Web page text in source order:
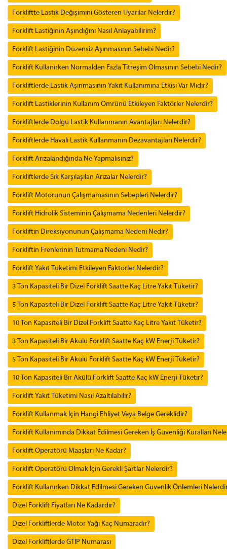
Forkliftte Lastik Değişimini Gösteren Uyarılar Nelerdir?
Forklift Lastiğinin Aşındığını Nasıl Anlayabilirim?
Forklift Lastiğinin Düzensiz Aşınmasının Sebebi Nedir?
Forklift Kullanırken Normalden Fazla Titreşim Olmasının Sebebi Nedir?
Forkliftlerde Lastik Aşınmasının Yakıt Kullanımına Etkisi Var Mıdır?
Forklift Lastiklerinin Kullanım Ömrünü Etkileyen Faktörler Nelerdir?
Forkliftlerde Dolgu Lastik Kullanmanın Avantajları Nelerdir?
Forkliftlerde Havalı Lastik Kullanmanın Dezavantajları Nelerdir?
Forklift Arızalandığında Ne Yapmalısınız?
Forkliftlerde Sık Karşılaşılan Arızalar Nelerdir?
Forklift Motorunun Çalışmamasının Sebepleri Nelerdir?
Forklift Hidrolik Sisteminin Çalışmama Nedenleri Nelerdir?
Forkliftin Direksiyonunun Çalışmama Nedeni Nedir?
Forkliftin Frenlerinin Tutmama Nedeni Nedir?
Forklift Yakıt Tüketimi Etkileyen Faktörler Nelerdir?
3 Ton Kapasiteli Bir Dizel Forklift Saatte Kaç Litre Yakıt Tüketir?
5 Ton Kapasiteli Bir Dizel Forklift Saatte Kaç Litre Yakıt Tüketir?
10 Ton Kapasiteli Bir Dizel Forklift Saatte Kaç Litre Yakıt Tüketir?
3 Ton Kapasiteli Bir Akülü Forklift Saatte Kaç kW Enerji Tüketir?
5 Ton Kapasiteli Bir Akülü Forklift Saatte Kaç kW Enerji Tüketir?
10 Ton Kapasiteli Bir Akülü Forklift Saatte Kaç kW Enerji Tüketir?
Forklift Yakıt Tüketimi Nasıl Azaltılabilir?
Forklift Kullanmak İçin Hangi Ehliyet Veya Belge Gereklidir?
Forklift Kullanımında Dikkat Edilmesi Gereken İş Güvenliği Kuralları
Forklift Operatörü Maaşları Ne Kadar?
Forklift Operatörü Olmak İçin Gerekli Şartlar Nelerdir?
Forklift Kullanırken Dikkat Edilmesi Gereken Güvenlik Önlemleri
Dizel Forklift Fiyatları Ne Kadardır?
Dizel Forkliftlerde Motor Yağı Kaç Numaradır?
Dizel Forkliftlerde GTİP Numarası